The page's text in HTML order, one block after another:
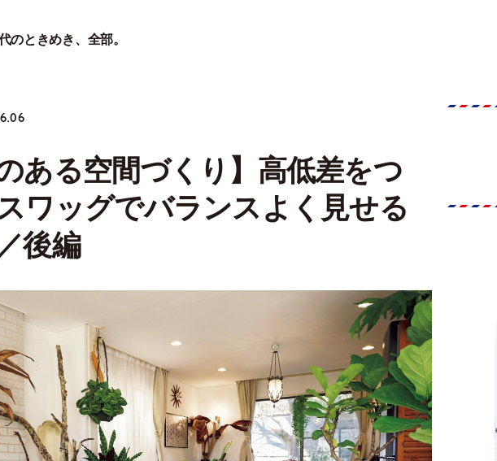
のときめき、全部。
ある空間づくり】高低差をつ
ワッグでバランスよく見せる
後編